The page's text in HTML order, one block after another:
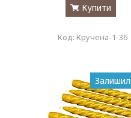
Купити
Кручена-1-36